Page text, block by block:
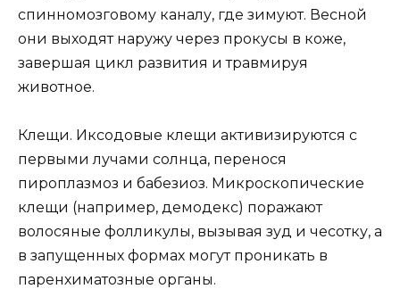
спинномозговому каналу, где зимуют. Весной
они выходят наружу через прокусы в коже,
завершая цикл развития и травмируя
животное.
Клещи. Иксодовые клещи активизируются с
первыми лучами солнца, перенося
пироплазмоз и бабезиоз. Микроскопические
клещи (например, демодекс) поражают
волосяные фолликулы, вызывая зуд и чесотку, а
в запущенных формах могут проникать в
паренхиматозные органы.